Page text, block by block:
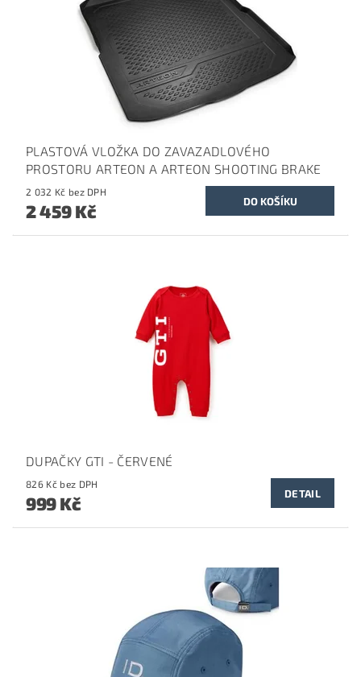
PLASTOVÁ VLOŽKA DO ZAVAZADLOVÉHO
PROSTORU ARTEON A ARTEON SHOOTING BRAKE
2 032 Kč bez DPH
2 459 Kč
DUPAČKY GTI - ČERVENÉ
826 Kč bez DPH
999 Kč DETAIL